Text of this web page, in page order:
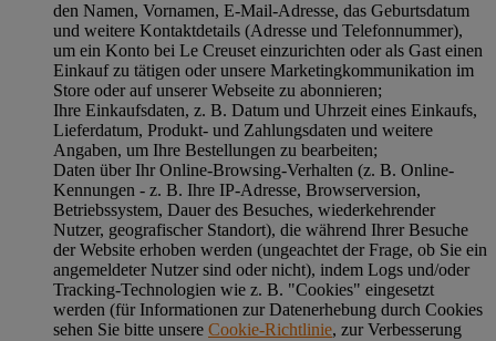
den Namen, Vornamen, E-Mail-Adresse, das Geburtsdatum
und weitere Kontaktdetails (Adresse und Telefonnummer),
um ein Konto bei Le Creuset einzurichten oder als Gast einen
Einkauf zu tätigen oder unsere Marketingkommunikation im
Store oder auf unserer Webseite zu abonnieren;
Ihre Einkaufsdaten, z. B. Datum und Uhrzeit eines Einkaufs,
Lieferdatum, Produkt- und Zahlungsdaten und weitere
Angaben, um Ihre Bestellungen zu bearbeiten;
Daten über Ihr Online-Browsing-Verhalten (z. B. Online-
Kennungen - z. B. Ihre IP-Adresse, Browserversion,
Betriebssystem, Dauer des Besuches, wiederkehrender
Nutzer, geografischer Standort), die während Ihrer Besuche
der Website erhoben werden (ungeachtet der Frage, ob Sie ein
angemeldeter Nutzer sind oder nicht), indem Logs und/oder
Tracking-Technologien wie z. B. "Cookies" eingesetzt
werden (für Informationen zur Datenerhebung durch Cookies
sehen Sie bitte unsere Cookie-Richtlinie, zur Verbesserung